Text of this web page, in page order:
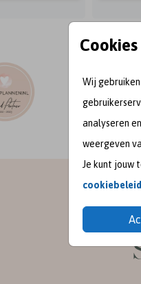
Cookies
Wij
analyseren
weergeven
Je kunt jouw
cookiebeleid